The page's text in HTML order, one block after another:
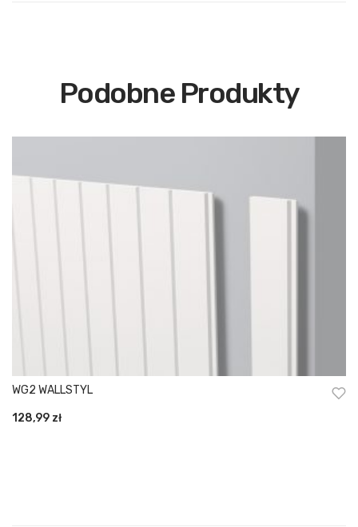
Podobne Produkty
WG2 WALLSTYL
128,99 zł